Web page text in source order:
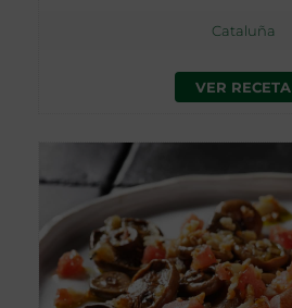
Cataluña
VER RECETA